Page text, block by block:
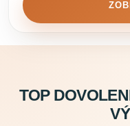
TOP